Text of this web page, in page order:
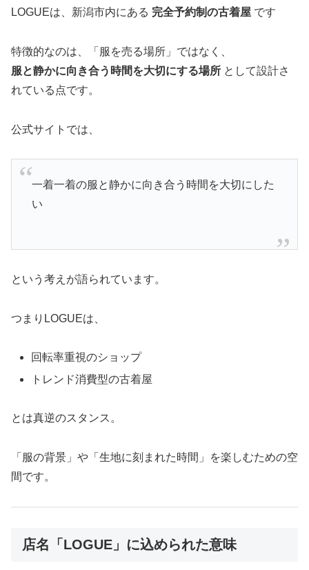
LOGUEは、新潟市内にある 完全予約制の古着屋 です
特徴的なのは、「服を売る場所」ではなく、
服と静かに向き合う時間を大切にする場所 として設計さ
れている点です。
公式サイトでは、
一着一着の服と静かに向き合う時間を大切にした
い
という考えが語られています。
つまりLOGUEは、
回転率重視のショップ
トレンド消費型の古着屋
とは真逆のスタンス。
「服の背景」や「生地に刻まれた時間」を楽しむための空
間です。
店名「LOGUE」に込められた意味